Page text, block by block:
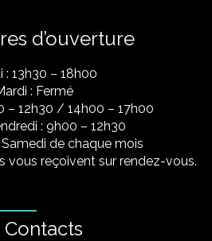
d’ouverture
: 13h30 – 18h00
: Fermé
– 12h30 / 14h00 – 17h00
: 9h00 – 12h30
de chaque mois
vous reçoivent sur rendez-vous.
Contacts